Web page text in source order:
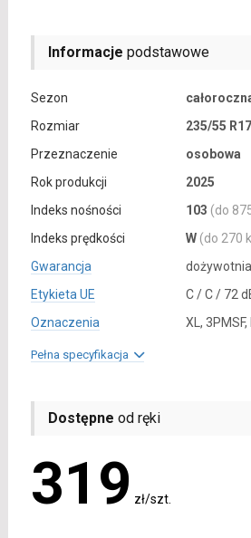
Informacje podstawowe
Sezon
Rozmiar
235/55 R17
Przeznaczenie
osobowa
Rok produkcji
2025
Indeks nośności
103 (do
Indeks prędkości
W (do 270
Gwarancja
dożywotnia
Etykieta UE
C / C / 72
Oznaczenia
XL, 3PMSF,
Pełna specyfikacja
Dostępne od ręki
319 zł/szt.